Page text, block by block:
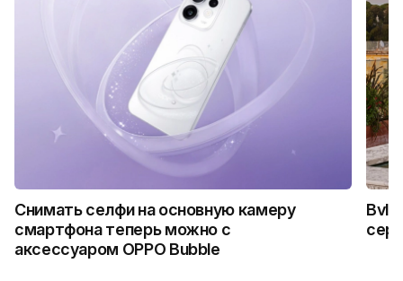
Снимать селфи на основную камеру
смартфона теперь можно с
аксессуаром OPPO Bubble